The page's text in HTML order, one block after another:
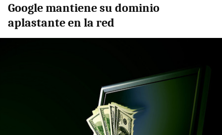
Google mantiene su dominio
aplastante en la red